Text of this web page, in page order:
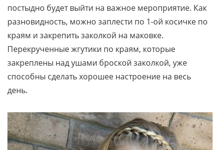
постыдно будет выйти на важное мероприятие. Как
разновидность, можно заплести по 1-ой косичке по
краям и закрепить заколкой на маковке.
Перекрученные жгутики по краям, которые
закреплены над ушами броской заколкой, уже
способны сделать хорошее настроение на весь
день.